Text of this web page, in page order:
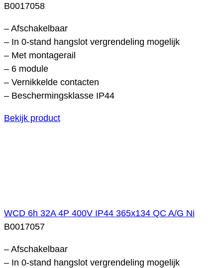
B0017058
– Afschakelbaar
– In 0-stand hangslot vergrendeling mogelijk
– Met montagerail
– 6 module
– Vernikkelde contacten
– Beschermingsklasse IP44
Bekijk product
WCD 6h 32A 4P 400V IP44 365x134 QC A/G Ni
B0017057
– Afschakelbaar
– In 0-stand hangslot vergrendeling mogelijk